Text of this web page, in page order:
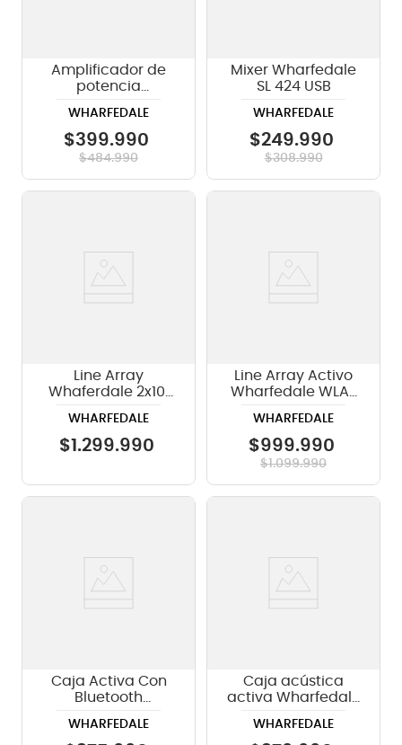
Amplificador de
potencia
XR1500 color negro
WHARFEDALE
$399.990
$484.990
Mixer Wharfedale
SL 424 USB
WHARFEDALE
$249.990
$308.990
Line Array
Whaferdale 2x10"
210A BK
WHARFEDALE
$1 .299.990
Line Array Activo
Wharfedale WLA-
WHARFEDALE
$999.990
$1.099.990
Caja Activa Con
Bluetooth
TYPHON-AXF8-BT -
WHARFEDALE
Caja acústica
activa Wharfedale
300W
WHARFEDALE